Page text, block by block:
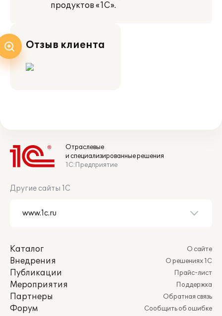
продуктов «1С».
Отзыв клиента
Отраслевые
и специализированные решения
1С:Предприятие
Другие сайты 1С
Каталог
Внедрения
Публикации
Мероприятия
Партнеры
Форум
О сайте
О решениях 1С
Прайс-лист
Поддержка
Обратная связь
Сообщить об ошибке